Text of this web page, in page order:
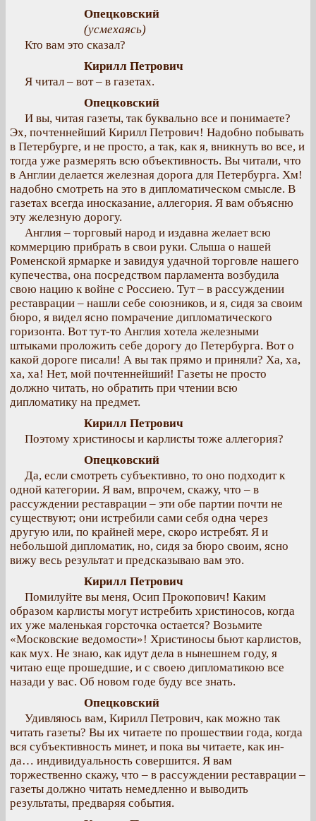
Опецковский
(усмехаясь)
Кто вам это сказал?
Кирилл Петрович
Я читал – вот – в газетах.
Опецковский
И вы, читая газеты, так буквально все и понимаете?
Эх, почтеннейший Кирилл Петрович! Надобно побывать
в Петербурге, и не просто, а так, как я, вникнуть во все, и
тогда уже размерять всю объективность. Вы читали, что
в Англии делается железная дорога для Петербурга. Хм!
надобно смотреть на это в дипломатическом смысле. В
газетах всегда иносказание, аллегория. Я вам объясню
эту железную дорогу.
Англия – торговый народ и издавна желает всю
коммерцию прибрать в свои руки. Слыша о нашей
Роменской ярмарке и завидуя удачной торговле нашего
купечества, она посредством парламента возбудила
свою нацию к войне с Россиею. Тут – в рассуждении
реставрации – нашли себе союзников, и я, сидя за своим
бюро, я видел ясно помрачение дипломатического
горизонта. Вот тут-то Англия хотела железными
штыками проложить себе дорогу до Петербурга. Вот о
какой дороге писали! А вы так прямо и приняли? Ха, ха,
ха, ха! Нет, мой почтеннейший! Газеты не просто
должно читать, но обратить при чтении всю
дипломатику на предмет.
Кирилл Петрович
Поэтому христиносы и карлисты тоже аллегория?
Опецковский
Да, если смотреть субъективно, то оно подходит к
одной категории. Я вам, впрочем, скажу, что – в
рассуждении реставрации – эти обе партии почти не
существуют; они истребили сами себя одна через
другую или, по крайней мере, скоро истребят. Я и
небольшой дипломатик, но, сидя за бюро своим, ясно
вижу весь результат и предсказываю вам это.
Кирилл Петрович
Помилуйте вы меня, Осип Прокопович! Каким
образом карлисты могут истребить христиносов, когда
их уже маленькая горсточка остается? Возьмите
«Московские ведомости»! Христиносы бьют карлистов,
как мух. Не знаю, как идут дела в нынешнем году, я
читаю еще прошедшие, и с своею дипломатикою все
назади у вас. Об новом годе буду все знать.
Опецковский
Удивляюсь вам, Кирилл Петрович, как можно так
читать газеты? Вы их читаете по прошествии года, когда
вся субъективность минет, и пока вы читаете, как ин-
да… индивидуальность совершится. Я вам
торжественно скажу, что – в рассуждении реставрации –
газеты должно читать немедленно и выводить
результаты, предваряя события.